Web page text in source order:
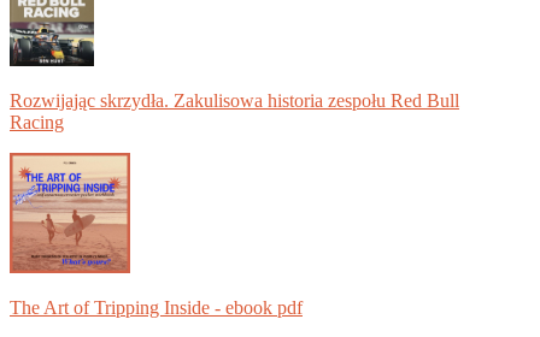
Rozwijając skrzydła. Zakulisowa historia zespołu Red Bull
Racing
The Art of Tripping Inside - ebook pdf